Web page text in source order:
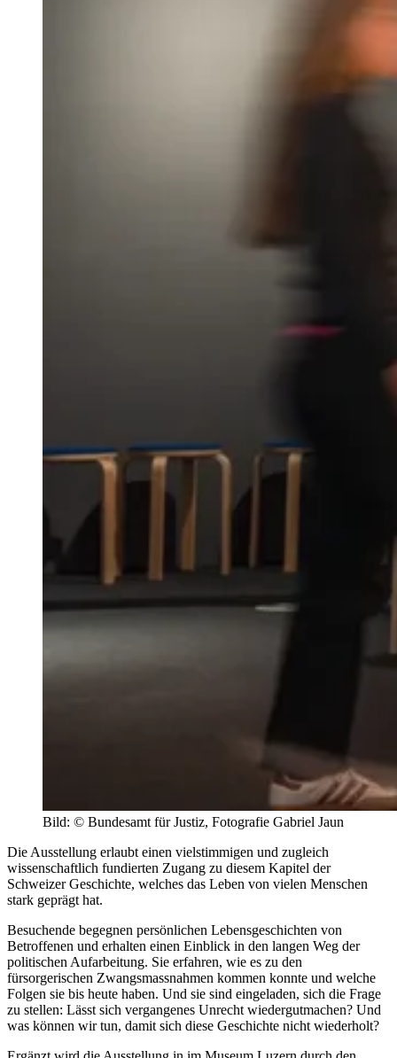
Bild: © Bundesamt für Justiz, Fotografie Gabriel Jaun
Die Ausstellung erlaubt einen vielstimmigen und zugleich
wissenschaftlich fundierten Zugang zu diesem Kapitel der
Schweizer Geschichte, welches das Leben von vielen Menschen
stark geprägt hat.
Besuchende begegnen persönlichen Lebensgeschichten von
Betroffenen und erhalten einen Einblick in den langen Weg der
politischen Aufarbeitung. Sie erfahren, wie es zu den
fürsorgerischen Zwangsmassnahmen kommen konnte und welche
Folgen sie bis heute haben. Und sie sind eingeladen, sich die Frage
zu stellen: Lässt sich vergangenes Unrecht wiedergutmachen? Und
was können wir tun, damit sich diese Geschichte nicht wiederholt?